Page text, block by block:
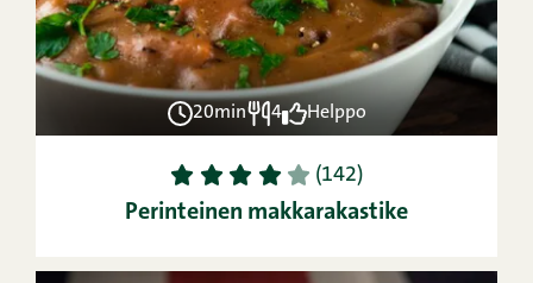
20min 4 Helppo
1 2 3 4 5 (142)
Perinteinen makkarakastike